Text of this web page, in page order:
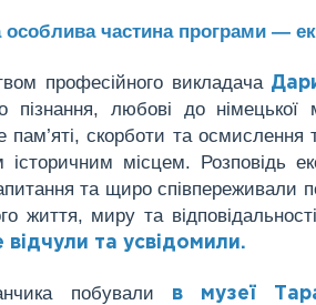
особлива частина програми —
професійного викладача
пізнання, любові до
скорботи та осмислення
місцем. Розповідь
та щиро співпереживали
життя, миру та
відчули та усвідомили.
побували в музеї